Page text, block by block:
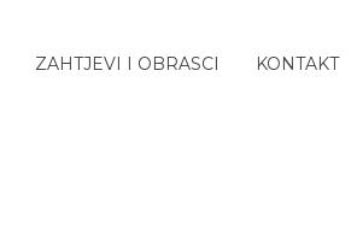
ZAHTJEVI I OBRASCI KONTAKT